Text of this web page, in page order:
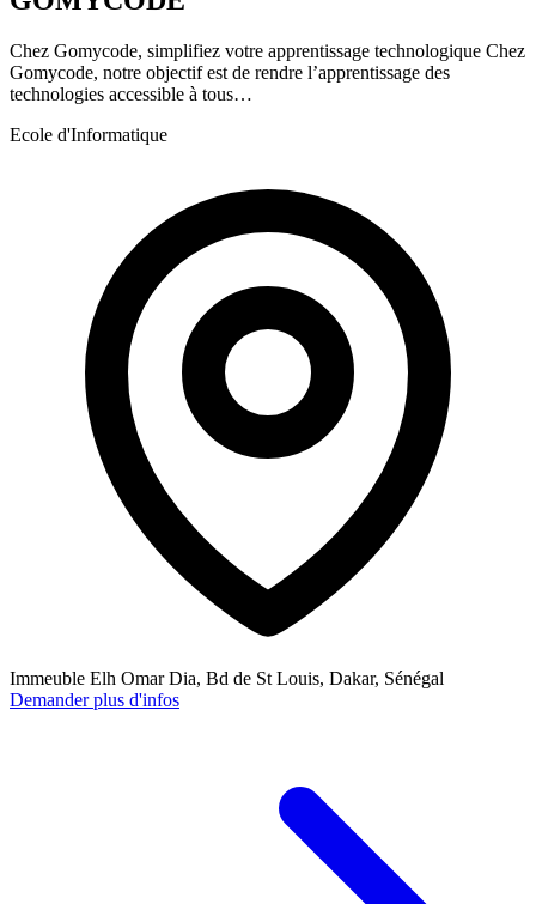
Chez Gomycode, simplifiez votre apprentissage technologique Chez
Gomycode, notre objectif est de rendre l’apprentissage des
technologies accessible à tous…
Ecole d'Informatique
Immeuble Elh Omar Dia, Bd de St Louis, Dakar, Sénégal
Demander plus d'infos